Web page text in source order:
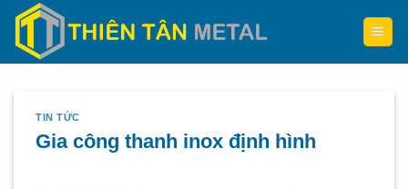
Skip
content
TIN TỨC
Gia công thanh inox định hình